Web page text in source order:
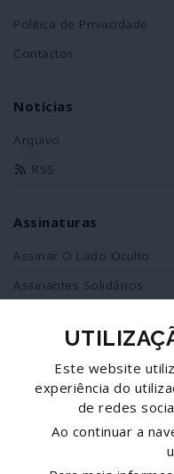
Política de Privacidade
Contactos
Notícias
Arquivo
RSS
Assinaturas
Assinar O Lado Oculto
Assinantes Solidários
Redes Sociais
Siga-nos no facebook
Este website
experiência do
de redes
Ao continuar a